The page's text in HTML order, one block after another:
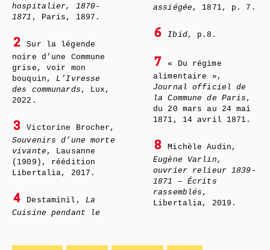
hospitalier, 1870-
1871 , Paris, 1897.
2
Sur la légende
noire d’une Commune
grise, voir mon
bouquin, L’Ivresse
des communards , Lux,
2022.
3
Victorine Brocher,
Souvenirs d’une morte
vivante , Lausanne
(1909), réédition
Libertalia, 2017.
4 Destaminil, La
Cuisine pendant le
assiégée , 1871, p. 7.
6 Ibid, p.8.
7
« Du régime
alimentaire »,
Journal officiel de
la Commune de Paris ,
du 20 mars au 24 mai
1871, 14 avril 1871.
8
Michèle Audin,
Eugène Varlin,
ouvrier relieur 1839-
1871 – Écrits
rassemblés ,
Libertalia, 2019.